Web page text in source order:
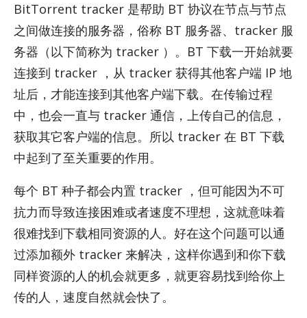
Bit­Tor­rent tracker 是帮助 BT 协议在节点与节点
之间做连接的服务器，俗称 BT 服务器、tracker 服
务器（以下简称为 tracker ）。BT 下载一开始就要
连接到 tracker ，从 tracker 获得其他客户端 IP 地
址后，才能连接到其他客户端下载。在传输过程
中，也会一直与 tracker 通信，上传自己的信息，
获取其它客户端的信息。所以 tracker 在 BT 下载
中起到了至关重要的作用。
每个 BT 种子都会内置 tracker ，但可能因为不可
抗力而导致连接困难或者速度不理想，这就意味着
很难找到下载相同资源的人。好在这个问题可以通
过添加额外 tracker 来解决，这样你遇到和你下载
同样资源的人的机会就更多，就更容易找到给你上
传的人，速度自然就会快了。